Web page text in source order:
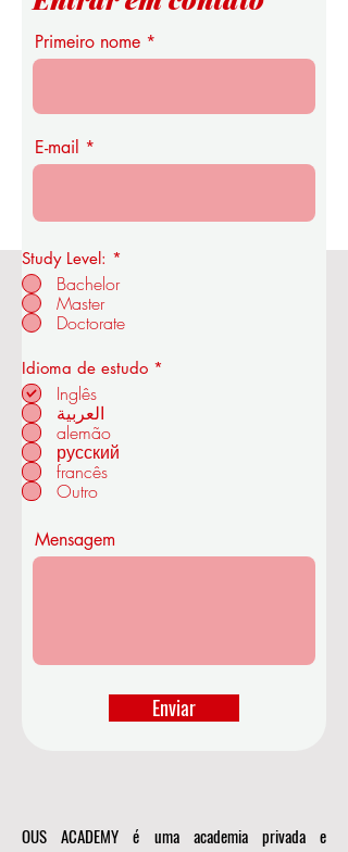
Academia Real de Economia e
Tecnologia OUS
em ZÜRIQUE - SUÍÇA
OUS ACADEMY é uma academia privada e
Primeiro nome
E-mail
Study Level: *
Bachelor
Master
Doctorate
Idioma de estudo *
Inglês
العربية
alemão
русский
francês
Outro
Mensagem
Enviar